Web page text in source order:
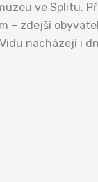
ve Splitu.
– zdejší
nacházejí i